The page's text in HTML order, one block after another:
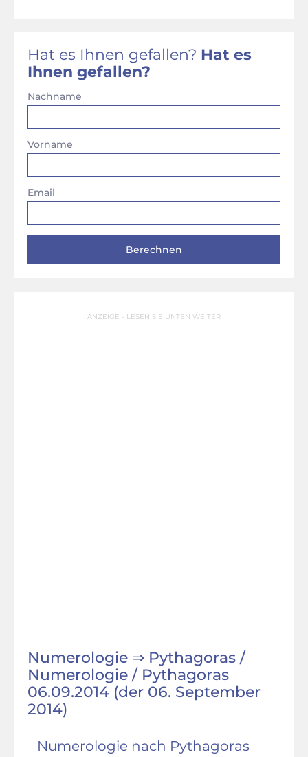
Hat es Ihnen gefallen? Hat es
Ihnen gefallen?
Nachname
Vorname
Email
ANZEIGE - LESEN SIE UNTEN WEITER
Numerologie ⇒ Pythagoras /
Numerologie / Pythagoras
06.09.2014 (der 06. September
2014)
Numerologie nach Pythagoras